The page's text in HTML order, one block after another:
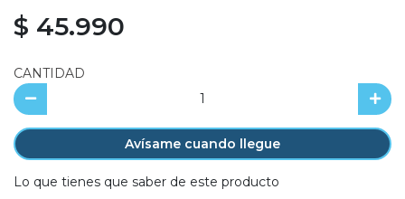
$ 45.990
CANTIDAD
Avísame cuando llegue
Lo que tienes que saber de este producto